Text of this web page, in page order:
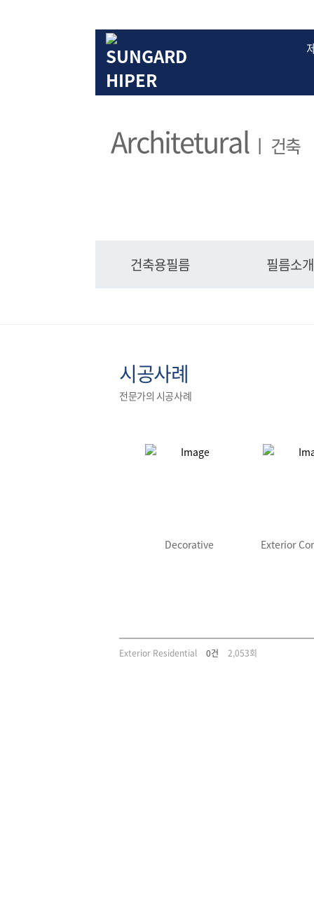
Architetural ㅣ 건축
건축용필름 필름소개
시공사례
전문가의 시공사례
Decorative Exterior
Exterior Residential 0건 2,053회